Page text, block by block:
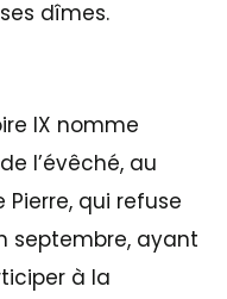
dîmes.
IX nomme
l’évêché, au
qui refuse
septembre, ayant
à la